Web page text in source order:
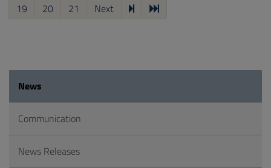
19
20 21 Next
News
Communication
News Releases